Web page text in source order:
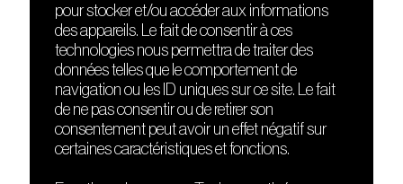
Le lieu
Contact
Presse
Cours de DJing
TMLAB
Nuits sonores
HEAT
Hôtel71
La Gaîté Lyrique
pour stocker et/ou accéder aux informations
des appareils. Le fait de consentir à ces
technologies nous permettra de traiter des
données telles que le comportement de
navigation ou les ID uniques sur ce site. Le fait
de ne pas consentir ou de retirer son
consentement peut avoir un effet négatif sur
certaines caractéristiques et fonctions.